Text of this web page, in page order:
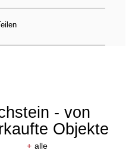
- von
Objekte
+ alle